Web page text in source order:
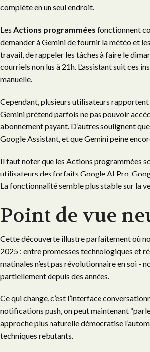
complète en un seul endroit.
Les Actions programmées fonctionnent
demander à Gemini de fournir la météo et
travail, de rappeler les tâches à faire le
courriels non lus à 21h. L’assistant suit ces
manuelle.
Cependant, plusieurs utilisateurs
Gemini prétend parfois ne pas pouvoir
abonnement payant. D’autres soulignent
Google Assistant, et que Gemini peine
Il faut noter que les Actions programmées
utilisateurs des forfaits Google AI Pro,
La fonctionnalité semble plus stable sur la
Point de vue
Cette découverte illustre parfaitement où
2025 : entre promesses technologiques et
matinales n’est pas révolutionnaire en soi -
partiellement depuis des années.
Ce qui change, c’est l’interface
notifications push, on peut maintenant
approche plus naturelle démocratise
techniques rebutants.